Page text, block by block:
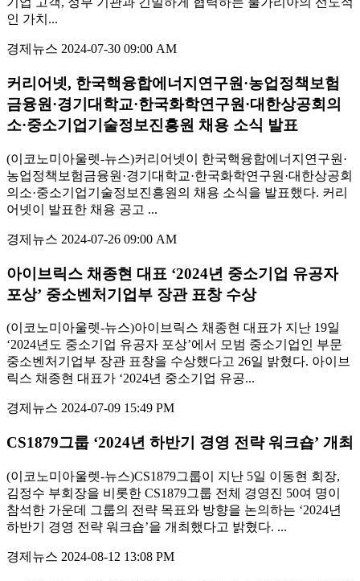
인 가치...
경제뉴스 2024-07-30 09:00 AM
커리어넷, 한국핵융합에너지연구원·농업정책보험
금융원·경기대학교·한국화학연구원·대한상공회의
소·중소기업기술정보진흥원 채용 소식 발표
(이코노미아울렛-뉴스)커리어넷이 한국핵융합에너지연구원·
농업정책보험금융원·경기대학교·한국화학연구원·대한상공회
의소·중소기업기술정보진흥원의 채용 소식을 발표했다. 커리
어넷이 발표한 채용 공고 ...
경제뉴스 2024-07-26 09:00 AM
아이브릭스 채종현 대표 ‘2024년 중소기업 유공자
포상’ 중소벤처기업부 장관 표창 수상
(이코노미아울렛-뉴스)아이브릭스 채종현 대표가 지난 19일
‘2024년도 중소기업 유공자 포상’에서 모범 중소기업인 부문
중소벤처기업부 장관 표창을 수상했다고 26일 밝혔다. 아이브
릭스 채종현 대표가 ‘2024년 중소기업 유공...
경제뉴스 2024-07-09 15:49 PM
CS1879그룹 ‘2024년 하반기 경영 전략 워크숍’ 개최
(이코노미아울렛-뉴스)CS1879그룹이 지난 5일 이동현 회장,
김정수 부회장을 비롯한 CS1879그룹 전체 경영진 50여 명이
참석한 가운데 그룹의 전략 목표와 방향을 논의하는 ‘2024년
하반기 경영 전략 워크숍’을 개최했다고 밝혔다. ...
경제뉴스 2024-08-12 13:08 PM